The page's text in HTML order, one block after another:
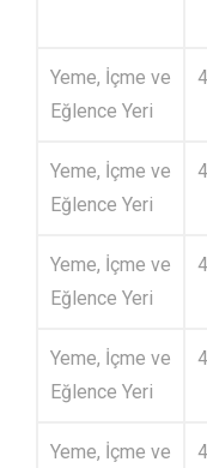
Yeme, İçme ve
Eğlence Yeri
4
Yeme, İçme ve
Eğlence Yeri
4
Yeme, İçme ve
Eğlence Yeri
4
Yeme, İçme ve
Eğlence Yeri
4
Yeme, İçme ve
4